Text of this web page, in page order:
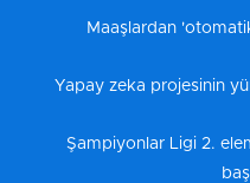
Maaşlardan
Yapay zeka projesinin
Şampiyonlar Ligi 2.